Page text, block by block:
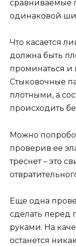
сравниваемые
одинаковой
Что касается
должна быть
проминаться и
Стыковочные
плотными, а
происходить
Можно
проверив ее
треснет – это
Еще одна
сделать перед
руками. На
останется